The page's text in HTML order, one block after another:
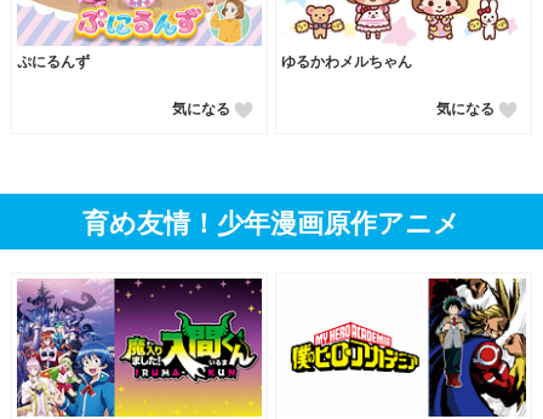
ぷにるんず
気になる
ゆるかわメルちゃん
気になる
育め友情！少年漫画原作アニメ